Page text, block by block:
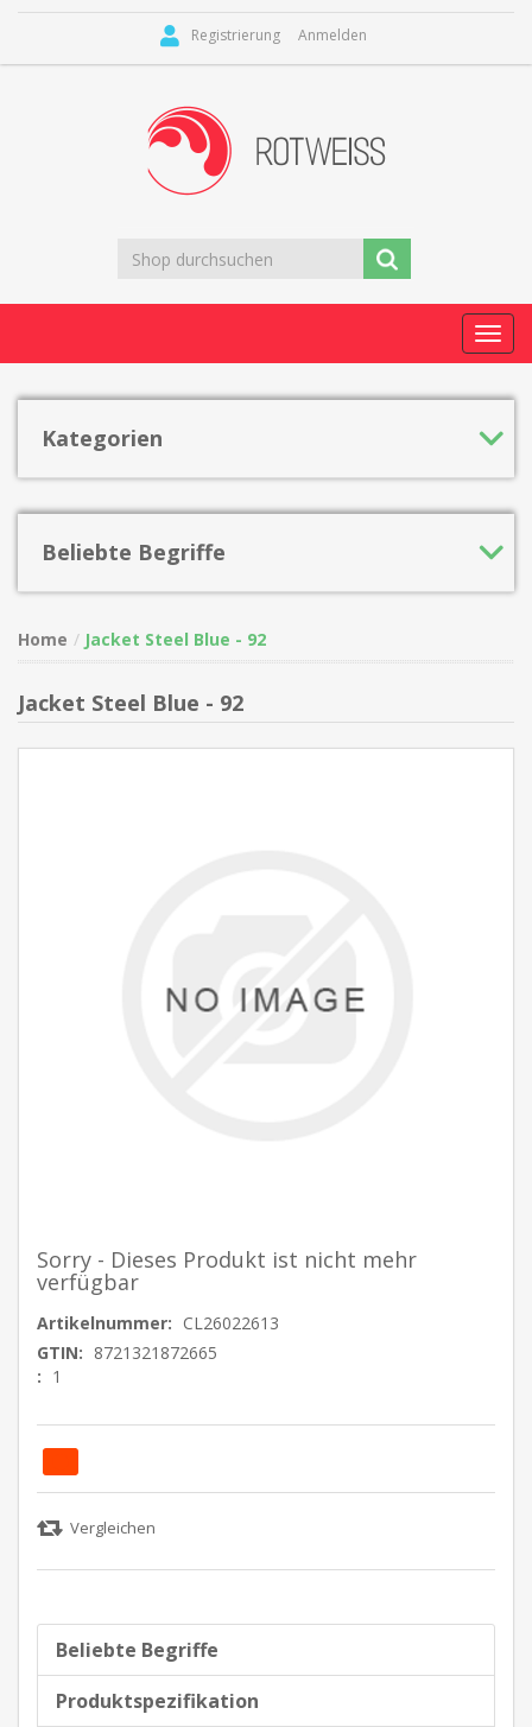
Registrierung Anmelden
Kategorien
Beliebte Begriffe
Home Jacket Steel Blue - 92
Jacket Steel Blue - 92
Sorry - Dieses Produkt ist nicht mehr
verfügbar
Artikelnummer: CL26022613
GTIN: 8721321872665
: 1
Beliebte Begriffe
Produktspezifikation